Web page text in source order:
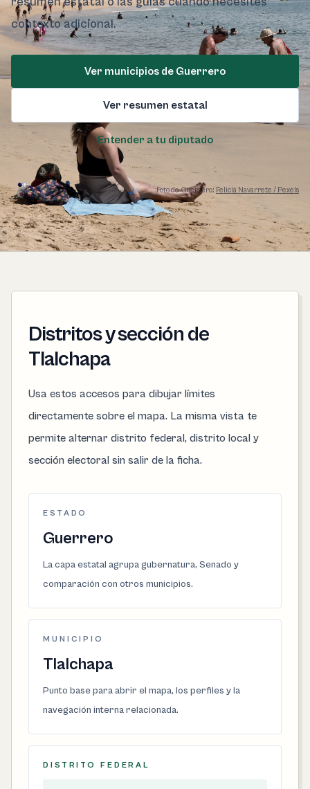
contexto adicional.
Ver municipios de Guerrero
Ver resumen estatal
Entender a tu diputado
Foto de Guerrero: Felicia Navarrete / Pexels
Distritos y sección de
Tlalchapa
Usa estos accesos para dibujar límites
directamente sobre el mapa. La misma vista te
permite alternar distrito federal, distrito local y
sección electoral sin salir de la ficha.
ESTADO
Guerrero
La capa estatal agrupa gubernatura, Senado y
comparación con otros municipios.
MUNICIPIO
Tlalchapa
Punto base para abrir el mapa, los perfiles y la
navegación interna relacionada.
DISTRITO FEDERAL